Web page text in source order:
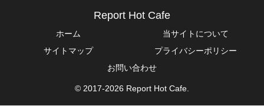
Report Hot Cafe
ホーム
当サイトについて
サイトマップ
プライバシーポリシー
お問い合わせ
© 2017-2026 Report Hot Cafe.